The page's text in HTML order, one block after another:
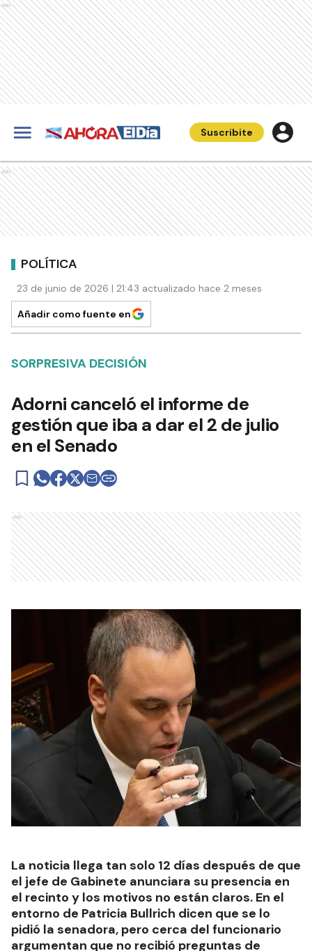
Ads
Suscribite
Ads
POLÍTICA
23 de junio de 2026 | 21:43 actualizado hace 2 meses
Añadir como fuente en
SORPRESIVA DECISIÓN
Adorni canceló el informe de
gestión que iba a dar el 2 de julio
en el Senado
Ads
La noticia llega tan solo 12 días después de que
el jefe de Gabinete anunciara su presencia en
el recinto y los motivos no están claros. En el
entorno de Patricia Bullrich dicen que se lo
pidió la senadora, pero cerca del funcionario
argumentan que no recibió preguntas de